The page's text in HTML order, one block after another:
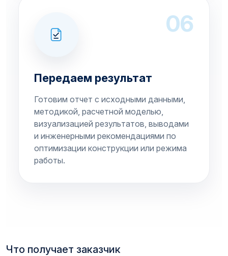
06
Передаем результат
Готовим отчет с исходными данными,
методикой, расчетной моделью,
визуализацией результатов, выводами
и инженерными рекомендациями по
оптимизации конструкции или режима
работы.
Что получает заказчик